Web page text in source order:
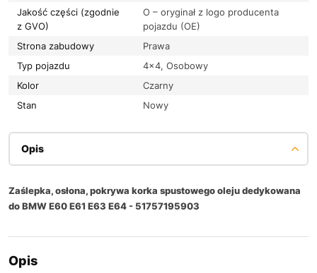
Jakość części (zgodnie
z GVO)
O – oryginał z logo producenta
pojazdu (OE)
Strona zabudowy
Prawa
Typ pojazdu
4×4, Osobowy
Kolor
Czarny
Stan
Nowy
Opis
Zaślepka, osłona, pokrywa korka spustowego oleju dedykowana
do BMW E60 E61 E63 E64 - 51757195903
Opis